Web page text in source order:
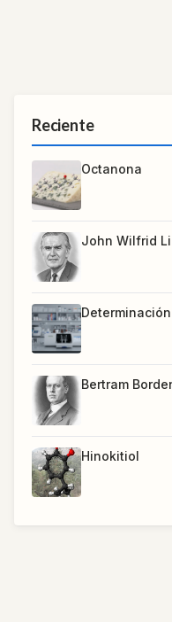
Reciente
Octanona
John Wilfrid
Bertram
Hinokitiol